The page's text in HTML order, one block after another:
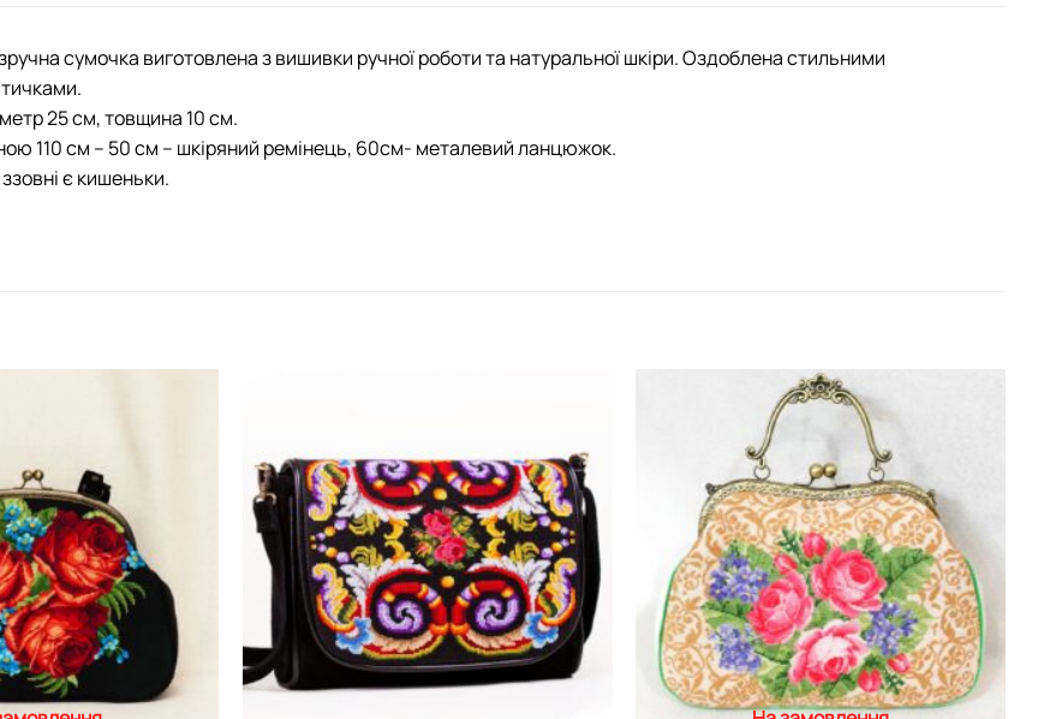
сумочка виготовлена з вишивки ручної роботи та натуральної шкіри. Оздоблена стильними
25 см, товщина 10 см.
110 см – 50 см – шкіряний ремінець, 60см- металевий ланцюжок.
є кишеньки.
виріб у
вибране